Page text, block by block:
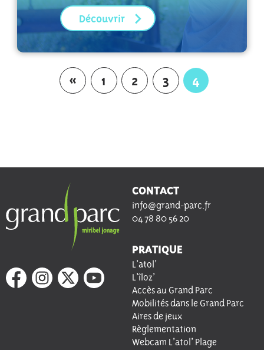
Découvrir
« 1 2 3 4
CONTACT
info@grand-parc.fr
04 78 80 56 20
PRATIQUE
L’atol’
L’îloz’
Accès au Grand Parc
Mobilités dans le Grand Parc
Aires de jeux
Règlementation
Webcam L’atol’ Plage